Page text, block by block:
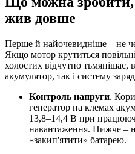
жив довше
Перше й найочевидніше – не
Якщо мотор крутиться
холостих відчутно тьмянішає,
акумулятор, так і систему
Контроль напруги.
генератор на клемах
13,8–14,4 В при
навантаження. Нижче –
«закип'ятити» батарею.